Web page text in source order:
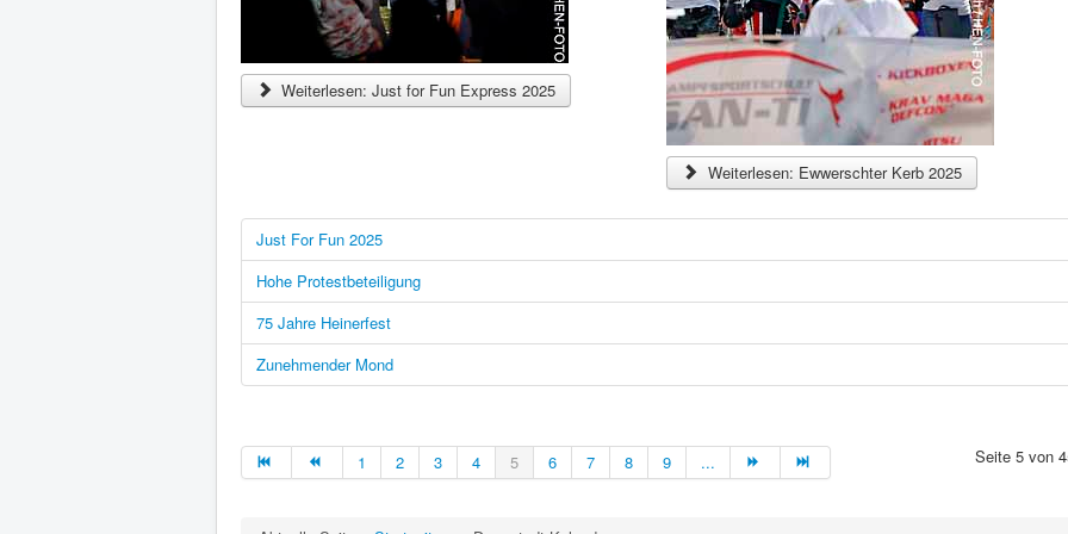
Weiterlesen: Just for Fun Express 2025
Weiterlesen: Ewwerschter Kerb 2025
Just For Fun 2025
Hohe Protestbeteiligung
75 Jahre Heinerfest
Zunehmender Mond
Seite 5 von
1 2 3 4 5 6 7 8 9 ...